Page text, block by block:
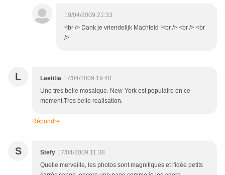
19/04/2009 21:33
<br /> Dank je vriendelijk Machteld !<br /> <br /> <br
/>
L Laetitia 17/04/2009 19:48
Une tres belle mosaique. New-York est populaire en ce
moment.Tres belle realisation.
Répondre
S Stefy 17/04/2009 11:38
Quelle merveille, les photos sont magnifiques et l'idée petits